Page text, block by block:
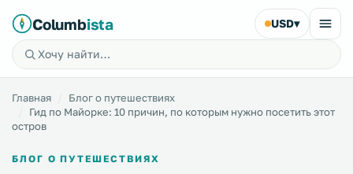
Columbista USD▾
Главная
Блог о путешествиях
Гид по Майорке: 10 причин, по которым нужно посетить этот
остров
БЛОГ О ПУТЕШЕСТВИЯХ